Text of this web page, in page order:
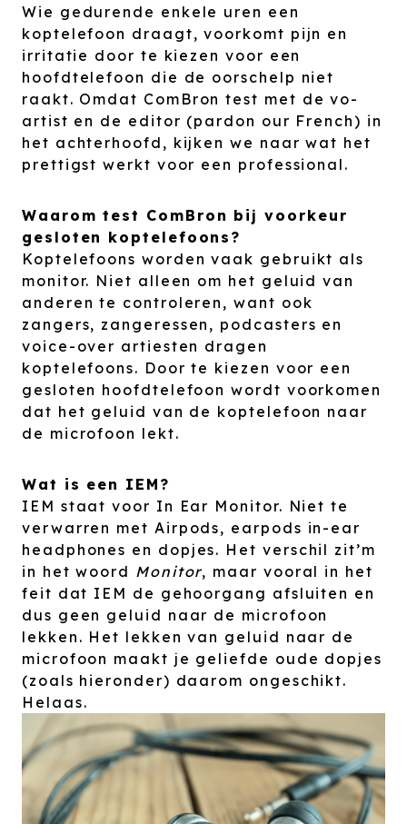
Wie gedurende enkele uren een
koptelefoon draagt, voorkomt pijn en
irritatie door te kiezen voor een
hoofdtelefoon die de oorschelp niet
raakt. Omdat ComBron test met de vo-
artist en de editor (pardon our French) in
het achterhoofd, kijken we naar wat het
prettigst werkt voor een professional.
Waarom test ComBron bij voorkeur
gesloten koptelefoons?
Koptelefoons worden vaak gebruikt als
monitor. Niet alleen om het geluid van
anderen te controleren, want ook
zangers, zangeressen, podcasters en
voice-over artiesten dragen
koptelefoons. Door te kiezen voor een
gesloten hoofdtelefoon wordt voorkomen
dat het geluid van de koptelefoon naar
de microfoon lekt.
Wat is een IEM?
IEM staat voor In Ear Monitor. Niet te
verwarren met Airpods, earpods in-ear
headphones en dopjes. Het verschil zit’m
in het woord Monitor, maar vooral in het
feit dat IEM de gehoorgang afsluiten en
dus geen geluid naar de microfoon
lekken. Het lekken van geluid naar de
microfoon maakt je geliefde oude dopjes
(zoals hieronder) daarom ongeschikt.
Helaas.